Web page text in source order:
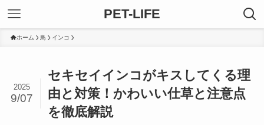
PET-LIFE
ホーム 鳥 インコ
セキセイインコがキスしてくる理
由と対策！かわいい仕草と注意点
を徹底解説
2025
9/07